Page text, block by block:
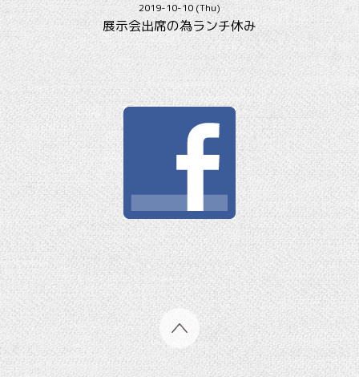
2019-10-10 (Thu)
展示会出席の為ランチ休み